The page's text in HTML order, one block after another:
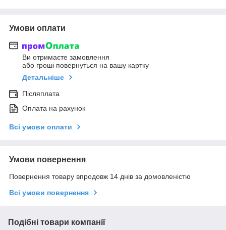
Умови оплати
Ви отримаєте замовлення
або гроші повернуться на вашу картку
Детальніше
Післяплата
Оплата на рахунок
Всі умови оплати
Умови повернення
Повернення товару впродовж 14 днів за домовленістю
Всі умови повернення
Подібні товари компанії